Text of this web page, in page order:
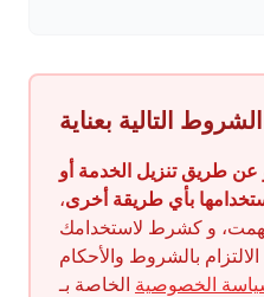
الأسعار
اتصل بقسم المبيعات
الدخول
مجانًا
عن طريق تنزيل الخدمة أو
استخدامها بأي طريقة أخرى،
و كشرط لاستخدامك
بالشروط والأحكام
الخصوصية الخاصة بـ